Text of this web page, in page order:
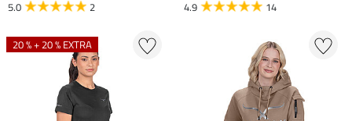
5.0 2
4.9
14
20 % + 20 % EXTRA